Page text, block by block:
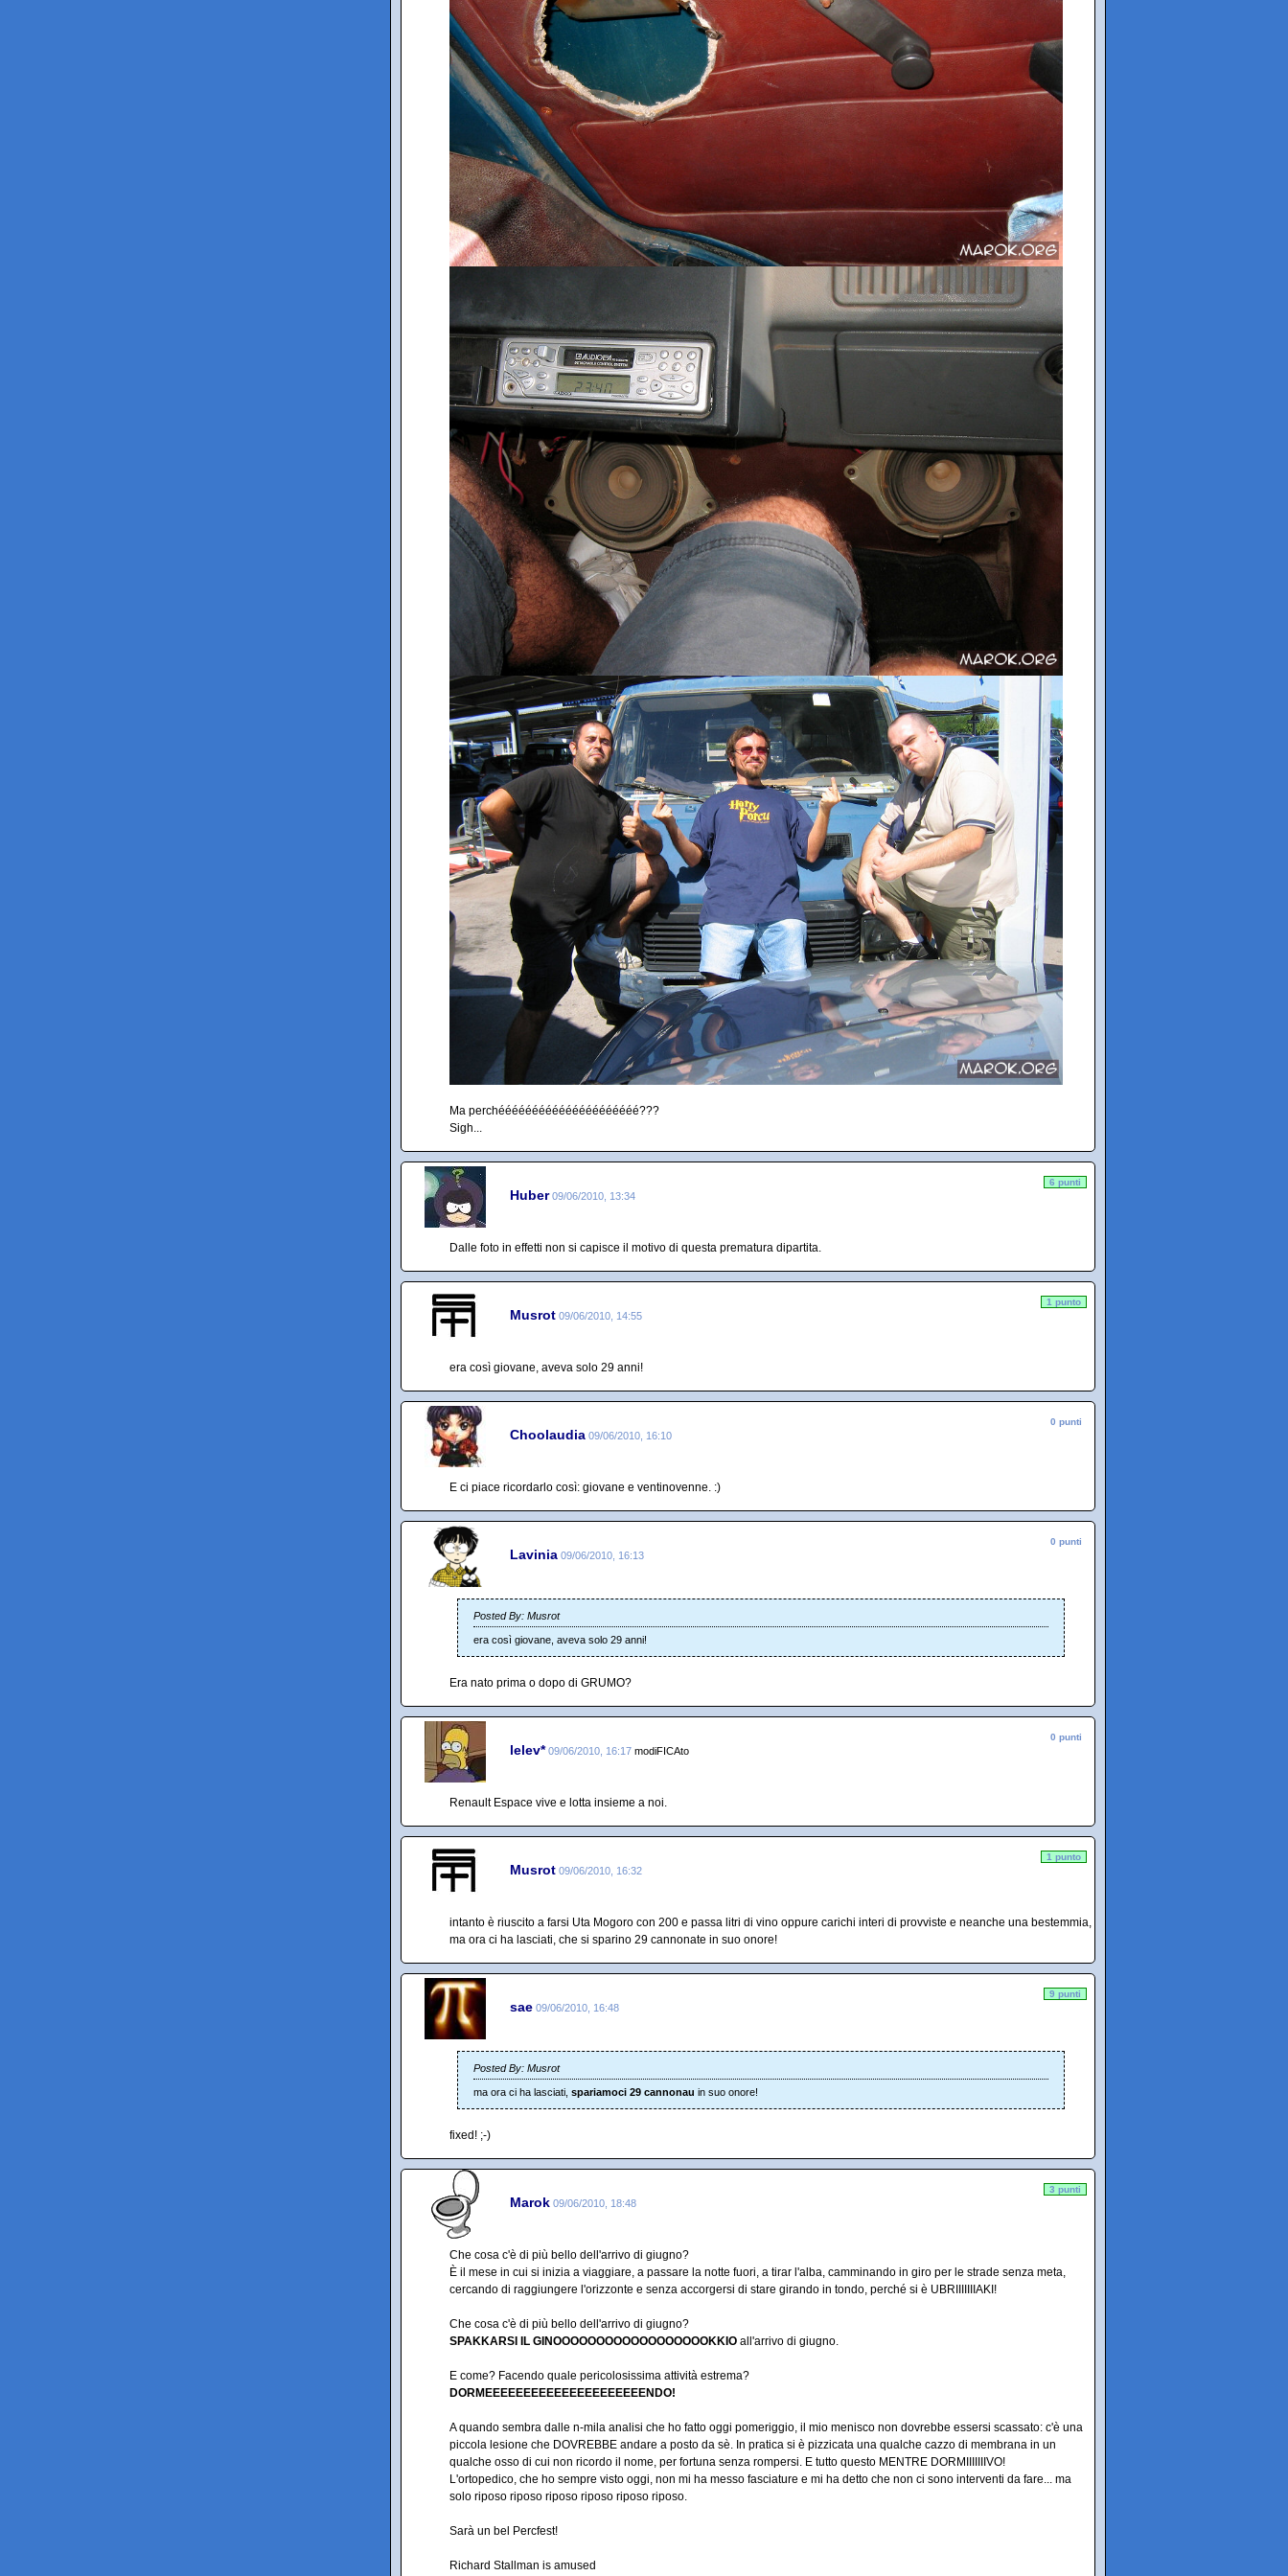
Ma perchééééééééééééééééééééé???
Sigh...
Huber 09/06/2010, 13:34
6 punti
Dalle foto in effetti non si capisce il motivo di questa prematura dipartita.
Musrot 09/06/2010, 14:55
1 punto
era così giovane, aveva solo 29 anni!
Choolaudia 09/06/2010, 16:10
0 punti
E ci piace ricordarlo così: giovane e ventinovenne. :)
Lavinia 09/06/2010, 16:13
0 punti
Posted By: Musrot
era così giovane, aveva solo 29 anni!
Era nato prima o dopo di GRUMO?
lelev* 09/06/2010, 16:17 modiFICAto
0 punti
Renault Espace vive e lotta insieme a noi.
Musrot 09/06/2010, 16:32
1 punto
intanto è riuscito a farsi Uta Mogoro con 200 e passa litri di vino oppure carichi interi di provviste e neanche una bestemmia,
ma ora ci ha lasciati, che si sparino 29 cannonate in suo onore!
sae 09/06/2010, 16:48
9 punti
Posted By: Musrot
ma ora ci ha lasciati, spariamoci 29 cannonau in suo onore!
fixed! ;-)
Marok 09/06/2010, 18:48
3 punti
Che cosa c'è di più bello dell'arrivo di giugno?
È il mese in cui si inizia a viaggiare, a passare la notte fuori, a tirar l'alba, camminando in giro per le strade senza meta,
cercando di raggiungere l'orizzonte e senza accorgersi di stare girando in tondo, perché si è UBRIIIIIIIAKI!
Che cosa c'è di più bello dell'arrivo di giugno?
SPAKKARSI IL GINOOOOOOOOOOOOOOOOOOKKIO all'arrivo di giugno.
E come? Facendo quale pericolosissima attività estrema?
DORMEEEEEEEEEEEEEEEEEEEEENDO!
A quando sembra dalle n-mila analisi che ho fatto oggi pomeriggio, il mio menisco non dovrebbe essersi scassato: c'è una
piccola lesione che DOVREBBE andare a posto da sè. In pratica si è pizzicata una qualche cazzo di membrana in un
qualche osso di cui non ricordo il nome, per fortuna senza rompersi. E tutto questo MENTRE DORMIIIIIIIVO!
L'ortopedico, che ho sempre visto oggi, non mi ha messo fasciature e mi ha detto che non ci sono interventi da fare... ma
solo riposo riposo riposo riposo riposo riposo.
Sarà un bel Percfest!
Richard Stallman is amused